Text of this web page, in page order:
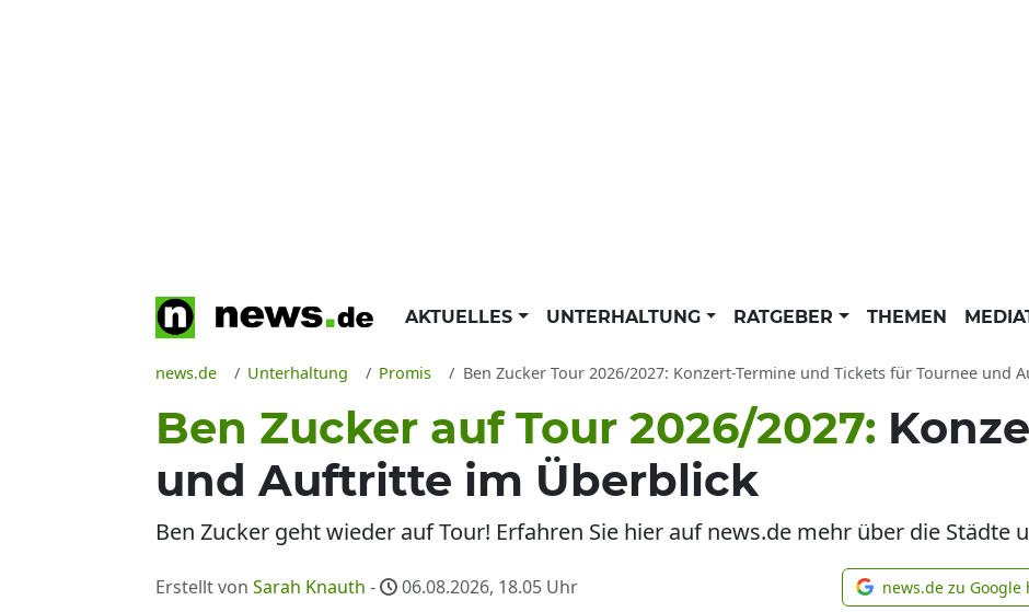
AKTUELLES UNTERHALTUNG RATGEBER THEMEN
news.de Unterhaltung Promis Ben Zucker Tour 2026/2027: Konzert-Termine und Tickets für Tournee und
Ben Zucker auf Tour 2026/2027:
und Auftritte im Überblick
Ben Zucker geht wieder auf Tour! Erfahren Sie hier auf news.de mehr über die Städte
Erstellt von Sarah Knauth - 06.08.2026, 18.05 Uhr news.de zu